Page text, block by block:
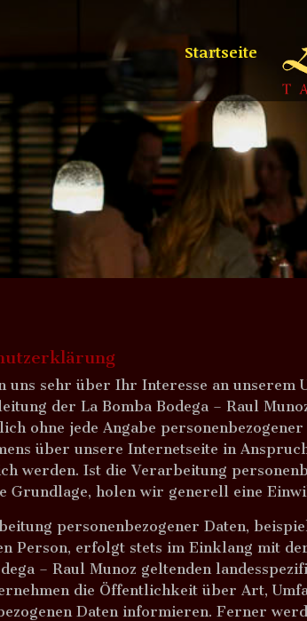
Startseite
uns sehr über Ihr Interesse an unserem
der La Bomba Bodega – Raul
ohne jede Angabe
über unsere Internetseite in
werden. Ist die Verarbeitung
Grundlage, holen wir generell eine
personenbezogener Daten,
Person, erfolgt stets im Einklang mit
– Raul Munoz geltenden
die Öffentlichkeit über Art,
Daten informieren. Ferner